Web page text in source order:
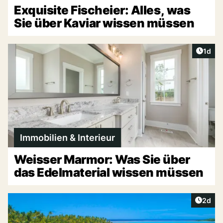
Exquisite Fischeier: Alles, was
Sie über Kaviar wissen müssen
1d
Immobilien & Interieur
Weisser Marmor: Was Sie über
das Edelmaterial wissen müssen
2d